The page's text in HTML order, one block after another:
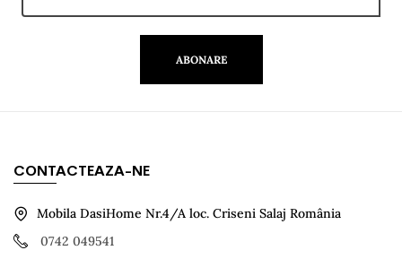
ABONARE
CONTACTEAZA-NE
Mobila DasiHome Nr.4/A loc. Criseni Salaj România
0742 049541